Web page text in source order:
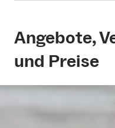
Angebote,
und Preise